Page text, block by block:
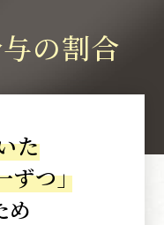
の割合
た
ずつ」
め